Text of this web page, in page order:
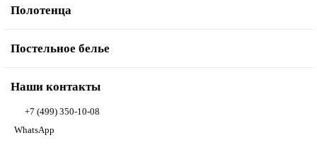
Полотенца
Постельное белье
Наши контакты
+7 (499) 350-10-08
WhatsApp